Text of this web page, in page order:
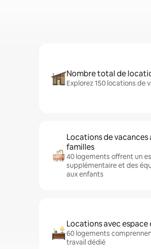
Nombre total de
Explorez 150 locations de
Locations de vacances
familles
40 logements offrent un
supplémentaire et des
aux enfants
Locations avec
60 logements
travail dédié